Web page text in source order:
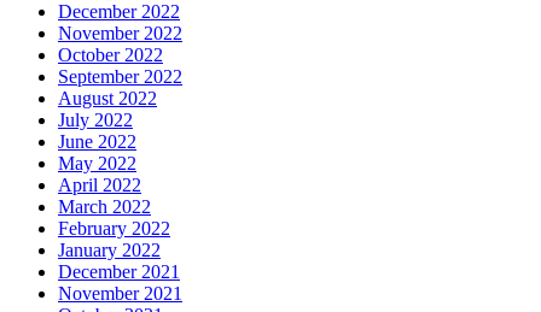
December 2022
November 2022
October 2022
September 2022
August 2022
July 2022
June 2022
May 2022
April 2022
March 2022
February 2022
January 2022
December 2021
November 2021